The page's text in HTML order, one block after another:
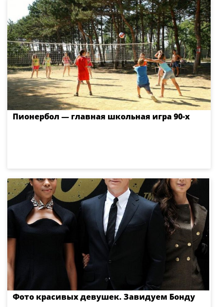
Пионербол — главная школьная игра 90-х
Фото красивых девушек. Завидуем Бонду